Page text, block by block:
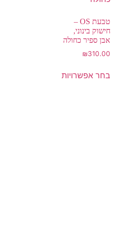
טבעת OS –
חישוק בינוני,
אבן ספיר כחולה
₪310.00
בחר אפשרויות